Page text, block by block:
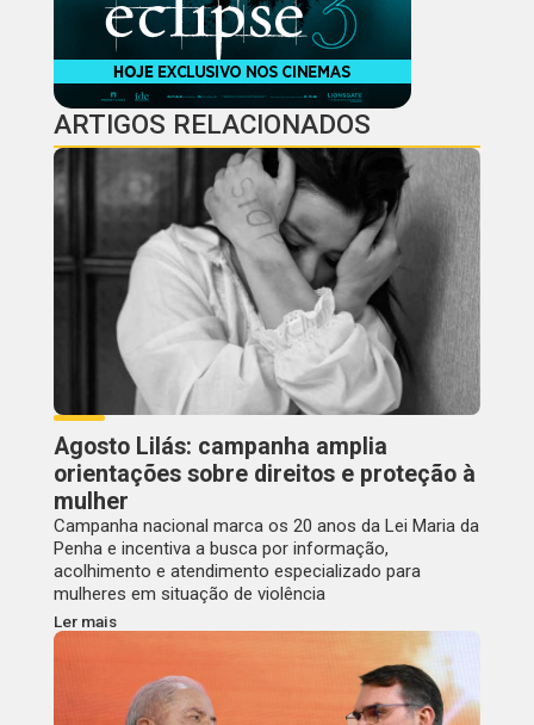
ARTIGOS RELACIONADOS
Agosto Lilás: campanha amplia
orientações sobre direitos e proteção à
mulher
Campanha nacional marca os 20 anos da Lei Maria da
Penha e incentiva a busca por informação,
acolhimento e atendimento especializado para
mulheres em situação de violência
Ler mais